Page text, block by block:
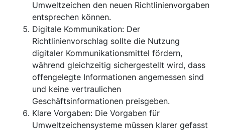
Umweltzeichen den neuen Richtlinienvorgaben
entsprechen können.
Digitale Kommunikation: Der
Richtlinienvorschlag sollte die Nutzung
digitaler Kommunikationsmittel fördern,
während gleichzeitig sichergestellt wird, dass
offengelegte Informationen angemessen sind
und keine vertraulichen
Geschäftsinformationen preisgeben.
Klare Vorgaben: Die Vorgaben für
Umweltzeichensysteme müssen klarer gefasst